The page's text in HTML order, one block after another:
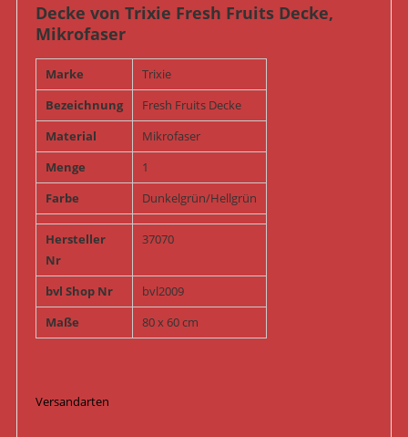
Decke von Trixie Fresh Fruits Decke,
Mikrofaser
Marke
Trixie
Bezeichnung
Fresh Fruits Decke
Material
Mikrofaser
Menge
1
Farbe
Dunkelgrün/Hellgrün
Hersteller
Nr
37070
bvl Shop Nr
bvl2009
Maße
80 x 60 cm
Versandarten